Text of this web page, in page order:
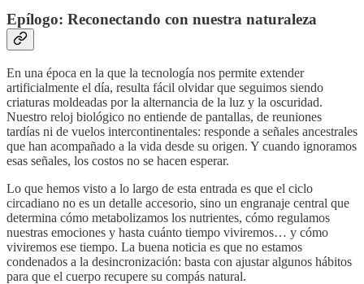
Epílogo: Reconectando con nuestra naturaleza
En una época en la que la tecnología nos permite extender
artificialmente el día, resulta fácil olvidar que seguimos siendo
criaturas moldeadas por la alternancia de la luz y la oscuridad.
Nuestro reloj biológico no entiende de pantallas, de reuniones
tardías ni de vuelos intercontinentales: responde a señales ancestrales
que han acompañado a la vida desde su origen. Y cuando ignoramos
esas señales, los costos no se hacen esperar.
Lo que hemos visto a lo largo de esta entrada es que el ciclo
circadiano no es un detalle accesorio, sino un engranaje central que
determina cómo metabolizamos los nutrientes, cómo regulamos
nuestras emociones y hasta cuánto tiempo viviremos… y cómo
viviremos ese tiempo. La buena noticia es que no estamos
condenados a la desincronización: basta con ajustar algunos hábitos
para que el cuerpo recupere su compás natural.